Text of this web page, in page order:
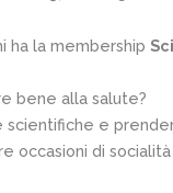
ha la membership
bene alla salute?
e
occasioni di